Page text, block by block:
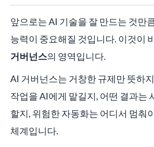
앞으로는 AI 기술을 잘 만드는 것만
능력이 중요해질 것입니다. 이것이
거버넌스의 영역입니다.
AI 거버넌스는 거창한 규제만 뜻하
작업을 AI에게 맡길지, 어떤 결과는
할지, 위험한 자동화는 어디서 멈춰
체계입니다.